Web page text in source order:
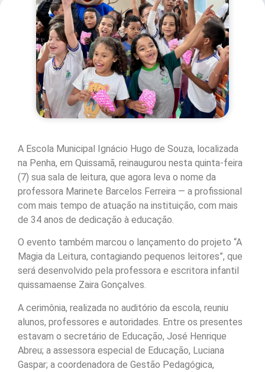
A Escola Municipal Ignácio Hugo de Souza, localizada
na Penha, em Quissamã, reinaugurou nesta quinta-feira
(7) sua sala de leitura, que agora leva o nome da
professora Marinete Barcelos Ferreira — a profissional
com mais tempo de atuação na instituição, com mais
de 34 anos de dedicação à educação.
O evento também marcou o lançamento do projeto “A
Magia da Leitura, contagiando pequenos leitores”, que
será desenvolvido pela professora e escritora infantil
quissamaense Zaira Gonçalves.
A cerimônia, realizada no auditório da escola, reuniu
alunos, professores e autoridades. Entre os presentes
estavam o secretário de Educação, José Henrique
Abreu; a assessora especial de Educação, Luciana
Gaspar; a coordenadora de Gestão Pedagógica,